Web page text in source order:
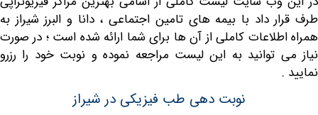
داد با بیمه های تامین اجتماعی ، دانا و البرز شیرازبه
کاملی از آن ها برای شما ارائه شده است ؛ در صورت
توانید به این لیست مراجعه نموده و نوبت خود را رزرو
نوبت دهی طب فیزیکی در شیراز